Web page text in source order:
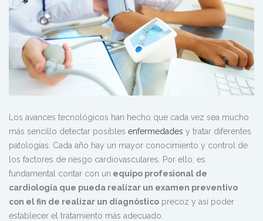
Los avances tecnológicos han hecho que cada vez sea mucho
más sencillo detectar posibles enfermedades y tratar diferentes
patologías. Cada año hay un mayor conocimiento y control de
los factores de riesgo cardiovasculares. Por ello, es
fundamental contar con un equipo profesional de
cardiología que pueda realizar un examen preventivo
con el fin de realizar un diagnóstico precoz y así poder
establecer el tratamiento más adecuado.